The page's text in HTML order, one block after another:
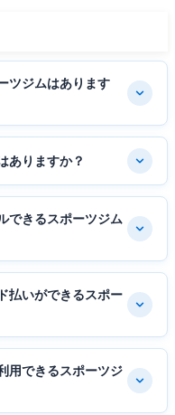
ツジムはあります
ありますか？
できるスポーツジム
払いができるスポー
用できるスポーツジ